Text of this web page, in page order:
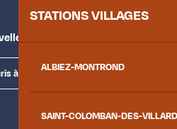
STATIONS VILLAGES
ALBIEZ-MONTROND
SAINT-COLOMBAN-DES-
façon d'explorer la vallée.
à la newsletter